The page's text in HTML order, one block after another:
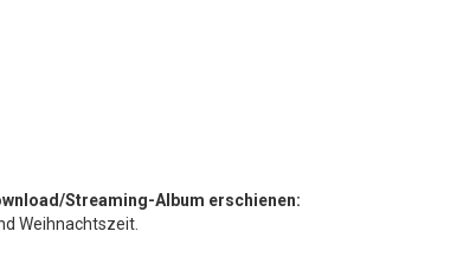
Streaming-Album erschienen:
Weihnachtszeit.